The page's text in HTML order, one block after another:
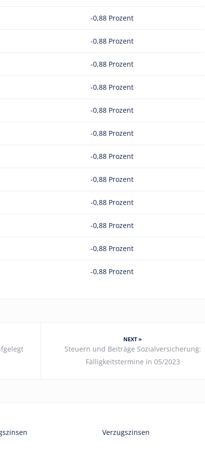
-0,88 Prozent
-0,88 Prozent
-0,88 Prozent
-0,88 Prozent
-0,88 Prozent
-0,88 Prozent
-0,88 Prozent
-0,88 Prozent
-0,88 Prozent
-0,88 Prozent
-0,88 Prozent
-0,88 Prozent
NEXT »
Steuern und Beiträge Sozialversicherung:
Fälligkeitstermine in 05/2023
Verzugszinsen